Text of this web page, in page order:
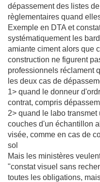
dépassement des listes
règlementaires quand
Exemple en DTA et
systématiquement les
amiante ciment alors que
construction ne figurent
professionnels réclament
les deux cas de
1> quand le donneur
contrat, compris
2> quand le labo
couches d'un échantillon
visée, comme en cas de
sol
Mais les ministères
"constat visuel sans
toutes les obligations,